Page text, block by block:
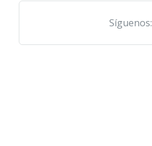
Síguenos: